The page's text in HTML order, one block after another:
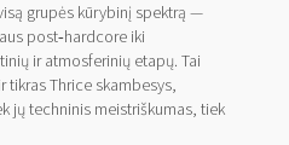
grupės kūrybinį spektrą —
post‑hardcore iki
ir atmosferinių etapų. Tai
tikras Thrice skambesys,
jų techninis meistriškumas, tiek